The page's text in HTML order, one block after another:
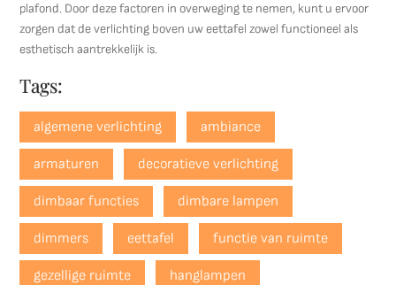
plafond. Door deze factoren in overweging te nemen, kunt u ervoor
zorgen dat de verlichting boven uw eettafel zowel functioneel als
esthetisch aantrekkelijk is.
Tags:
algemene verlichting ambiance
armaturen decoratieve verlichting
dimbaar functies dimbare lampen
dimmers eettafel functie van ruimte
gezellige ruimte hanglampen